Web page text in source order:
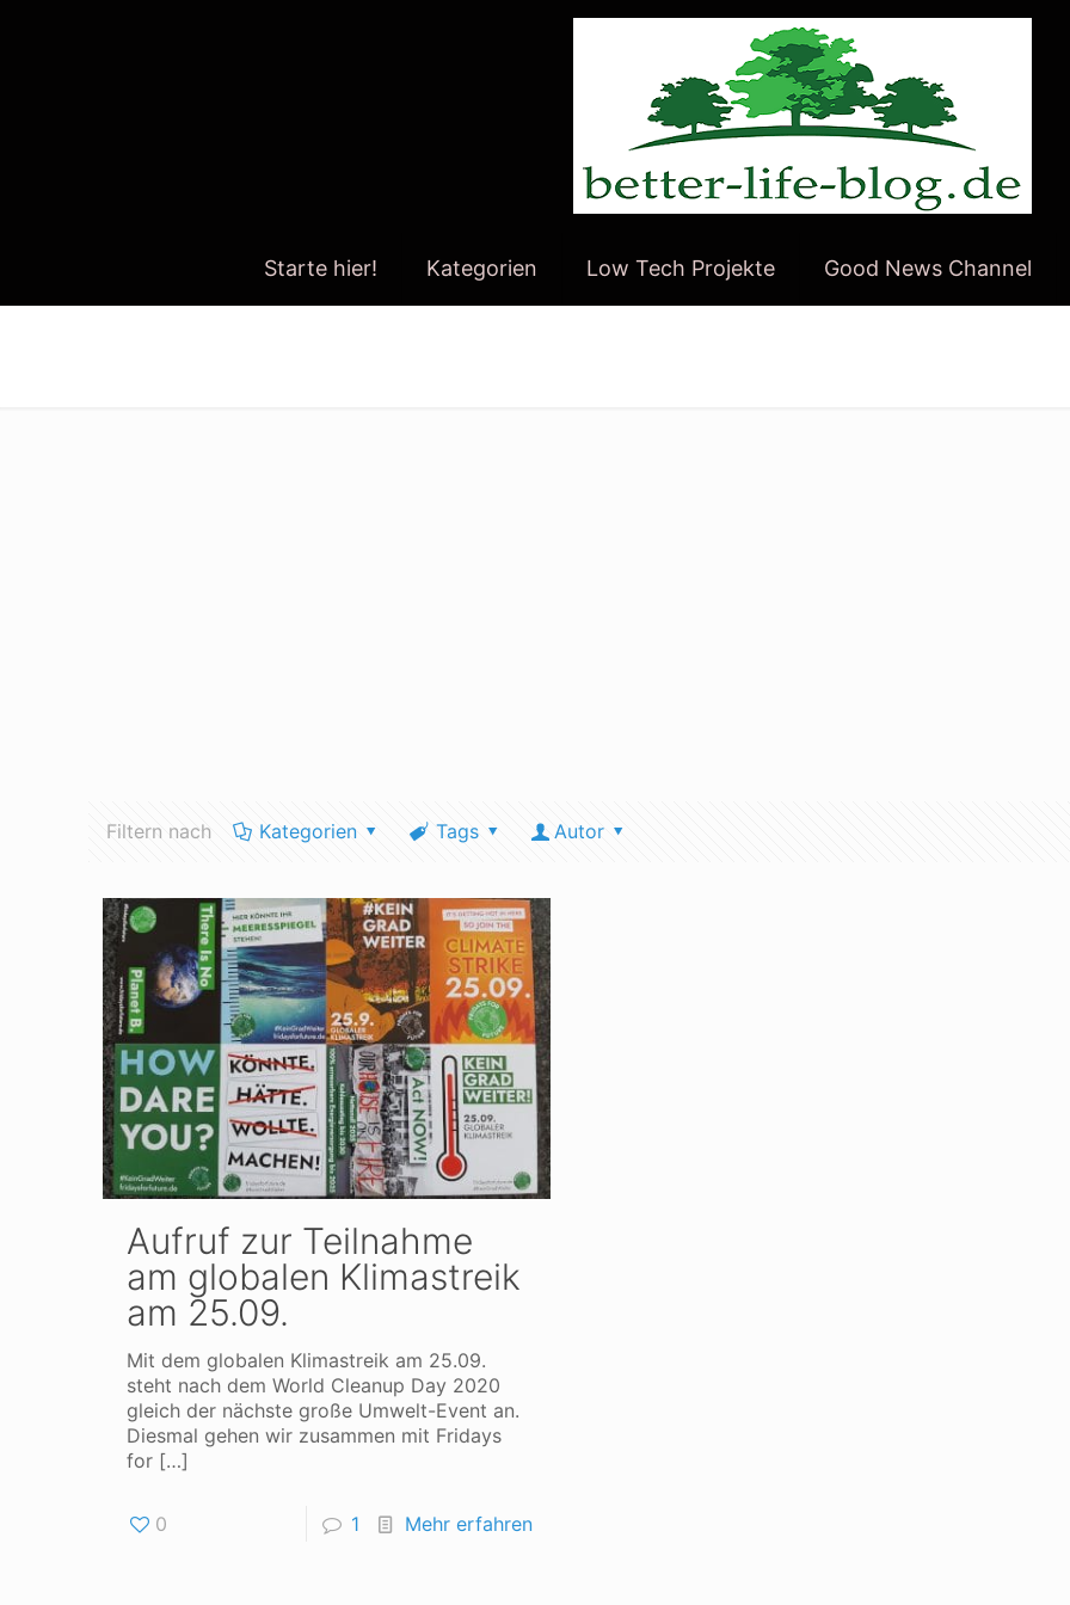
Starte hier! Kategorien Low Tech Projekte Good News Channel
Filtern nach Kategorien Tags Autor
Aufruf zur Teilnahme
am globalen Klimastreik
am 25.09.
Mit dem globalen Klimastreik am 25.09.
steht nach dem World Cleanup Day 2020
gleich der nächste große Umwelt-Event an.
Diesmal gehen wir zusammen mit Fridays
for[…]
0 1 Mehr erfahren